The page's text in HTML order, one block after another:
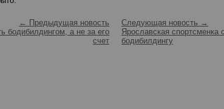
← Предыдущая новость
бодибилдингом, а не за его
счет
Следующая новость →
Ярославская спортсменка
бодибилдингу